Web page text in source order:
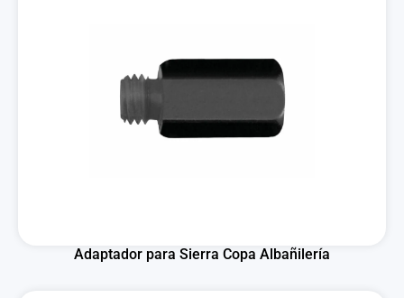
Adaptador para Sierra Copa Albañilería